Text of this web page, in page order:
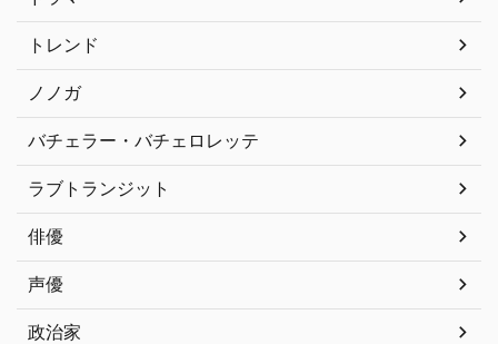
トレンド
ノノガ
バチェラー・バチェロレッテ
ラブトランジット
俳優
声優
政治家